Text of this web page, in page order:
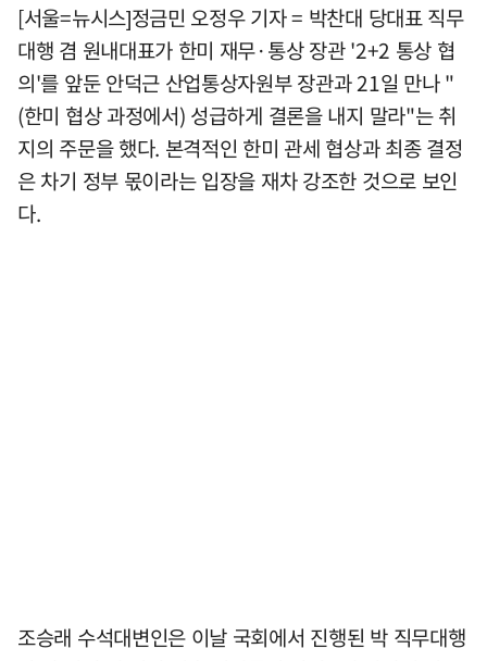
[서울=뉴시스]정금민 오정우 기자 = 박찬대 당대표 직무
대행 겸 원내대표가 한미 재무·통상 장관 '2+2 통상 협
의'를 앞둔 안덕근 산업통상자원부 장관과 21일 만나 "
(한미 협상 과정에서) 성급하게 결론을 내지 말라"는 취
지의 주문을 했다. 본격적인 한미 관세 협상과 최종 결정
은 차기 정부 몫이라는 입장을 재차 강조한 것으로 보인
다.
조승래 수석대변인은 이날 국회에서 진행된 박 직무대행